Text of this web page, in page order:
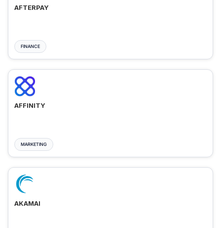
AFTERPAY
FINANCE
AFFINITY
MARKETING
AKAMAI